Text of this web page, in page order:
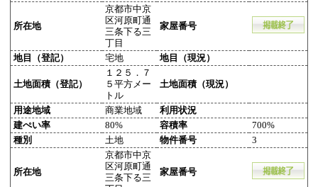
所在地
京都市中京
区河原町通
三条下る三
丁目
家屋番号
地目（登記） 宅地 地目（現況）
土地面積（登記）
１２５．７
５平方メー
トル
土地面積（現況）
用途地域 商業地域
利用状況
建ぺい率
80% 容積率
700%
種別
土地 物件番号 3
所在地
京都市中京
区河原町通
三条下る三
家屋番号